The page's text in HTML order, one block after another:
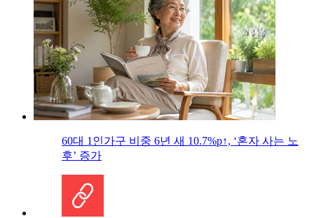
60대 1인가구 비중 6년 새 10.7%p↑, ‘혼자 사는 노
후’ 증가